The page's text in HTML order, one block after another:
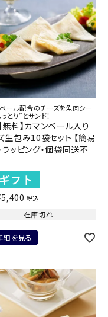
ール配合のチーズを魚肉シー
とり”とサンド！
無料】カマンベール入り
生包み10袋セット 【簡易
ラッピング・個袋同送不
5,400 税込
在庫切れ
細を見る